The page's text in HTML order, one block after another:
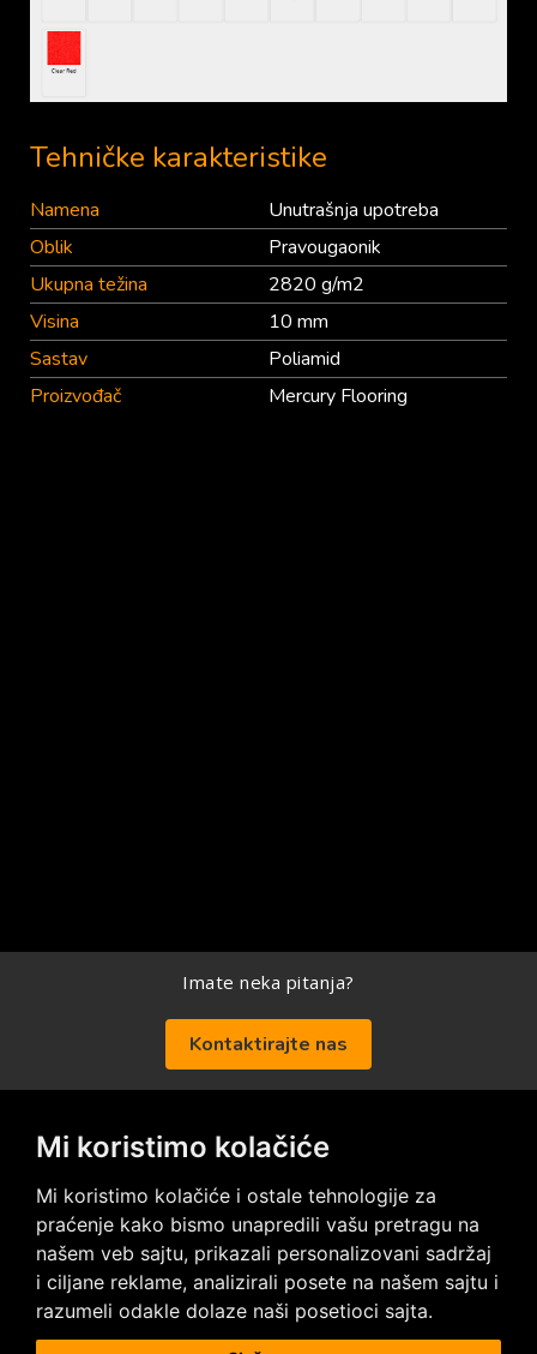
Mi koristimo kolačiće
Mi koristimo kolačiće i ostale tehnologije za
praćenje kako bismo unapredili vašu pretragu na
našem veb sajtu, prikazali personalizovani sadržaj
i ciljane reklame, analizirali posete na našem sajtu i
razumeli odakle dolaze naši posetioci sajta.
Tehničke karakteristike
Namena
Unutrašnja upotreba
Oblik
Pravougaonik
Ukupna težina
2820 g/m2
Visina
10 mm
Sastav
Poliamid
Proizvođač
Mercury Flooring
Imate neka pitanja?
Kontaktirajte nas
Posetite nas na društvenim mrežama